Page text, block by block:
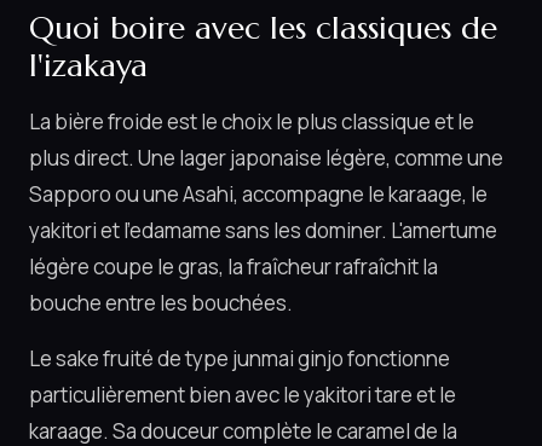
Quoi boire avec les classiques de
l'izakaya
La bière froide est le choix le plus classique et le
plus direct. Une lager japonaise légère, comme une
Sapporo ou une Asahi, accompagne le karaage, le
yakitori et l'edamame sans les dominer. L'amertume
légère coupe le gras, la fraîcheur rafraîchit la
bouche entre les bouchées.
Le sake fruité de type junmai ginjo fonctionne
particulièrement bien avec le yakitori tare et le
karaage. Sa douceur complète le caramel de la